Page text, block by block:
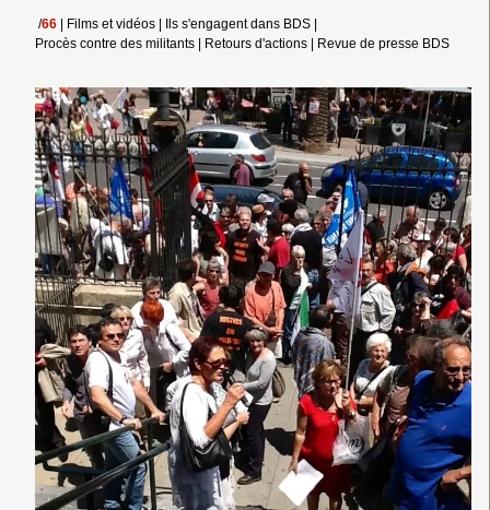
/66 Films et vidéos Ils s'engagent dans BDS
Procès contre des militants
Retours d'actions Revue de presse BDS